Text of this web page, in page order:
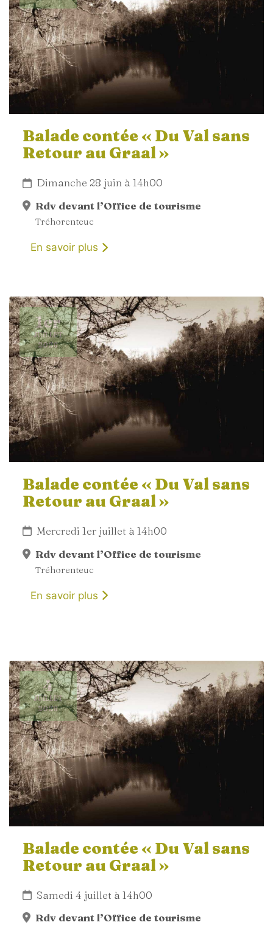
Balade contée « Du Val sans
Retour au Graal »
Dimanche 28 juin à 14h00
Rdv devant l’Office de tourisme
Tréhorenteuc
En savoir plus
1er
JUILLET
2026
Balade contée « Du Val sans
Retour au Graal »
Mercredi 1er juillet à 14h00
Rdv devant l’Office de tourisme
Tréhorenteuc
En savoir plus
4
JUILLET
2026
Balade contée « Du Val sans
Retour au Graal »
Samedi 4 juillet à 14h00
Rdv devant l’Office de tourisme